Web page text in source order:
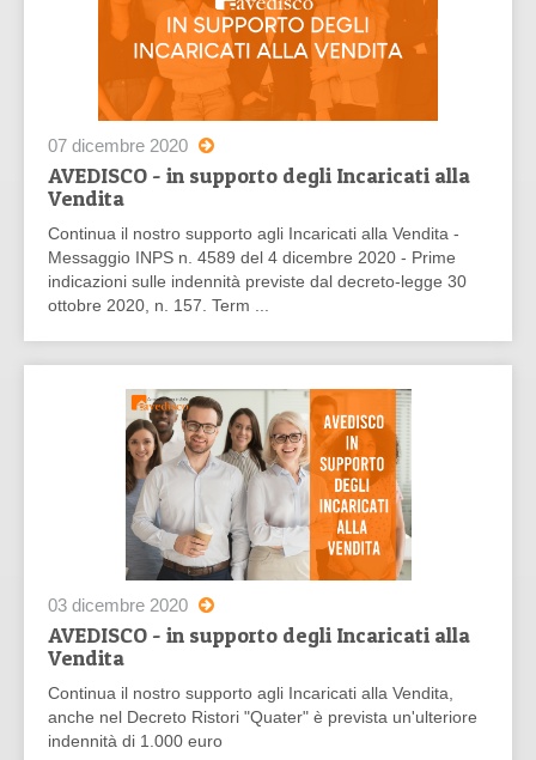
07 dicembre 2020
AVEDISCO - in supporto degli Incaricati alla
Vendita
Continua il nostro supporto agli Incaricati alla Vendita -
Messaggio INPS n. 4589 del 4 dicembre 2020 - Prime
indicazioni sulle indennità previste dal decreto-legge 30
ottobre 2020, n. 157. Term ...
03 dicembre 2020
AVEDISCO - in supporto degli Incaricati alla
Vendita
Continua il nostro supporto agli Incaricati alla Vendita,
anche nel Decreto Ristori "Quater" è prevista un'ulteriore
indennità di 1.000 euro